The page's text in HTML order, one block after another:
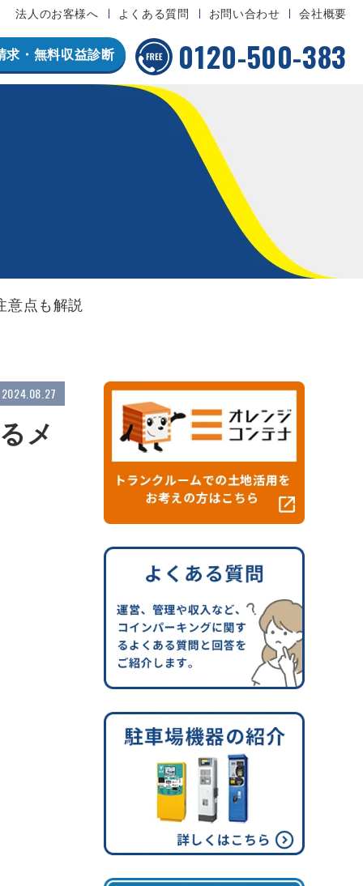
法人のお客様へ よくある質問 お問い合わせ 会社概要
求・無料収益診断 0120-500-383
意点も解説
2024.08.27
メ